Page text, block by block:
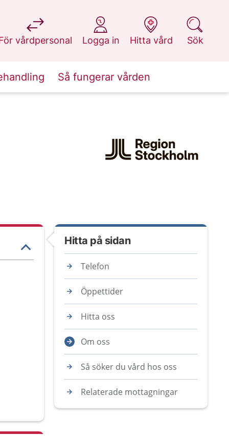
vårdpersonal
på 1177.se
Logga in
på 1177.se
Hitta vård
på 1177.se
Sök
på 1177.se
Så fungerar vården
Hitta på sidan
Telefon
Öppettider
Hitta oss
Om oss
Så söker du vård hos oss
Relaterade mottagningar